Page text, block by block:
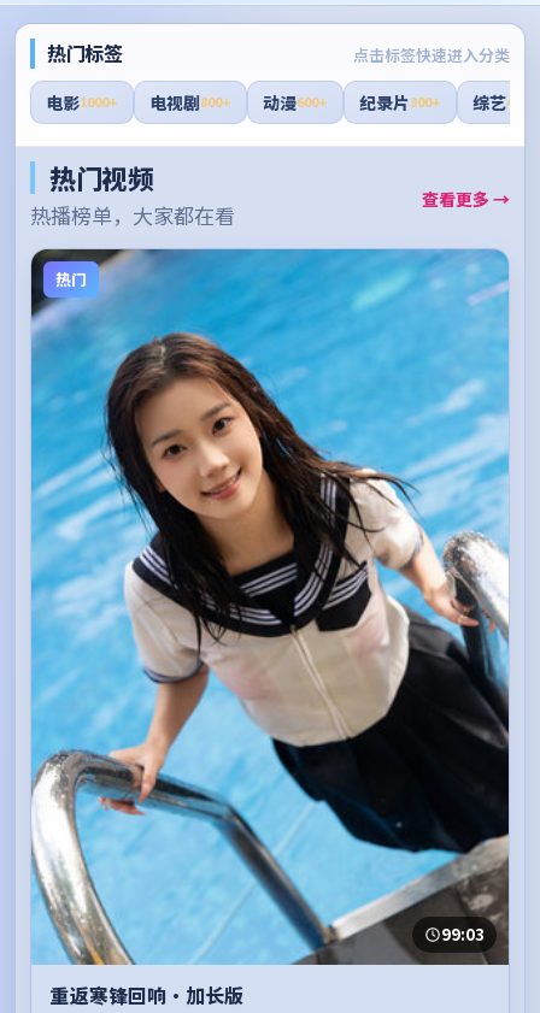
热门标签 点击标签快速进入分类
电影1000+ 电视剧800+ 动漫600+ 纪录片300+ 综艺400+
热门视频
热播榜单，大家都在看
查看更多 →
热门
99:03
重返寒锋回响·加长版